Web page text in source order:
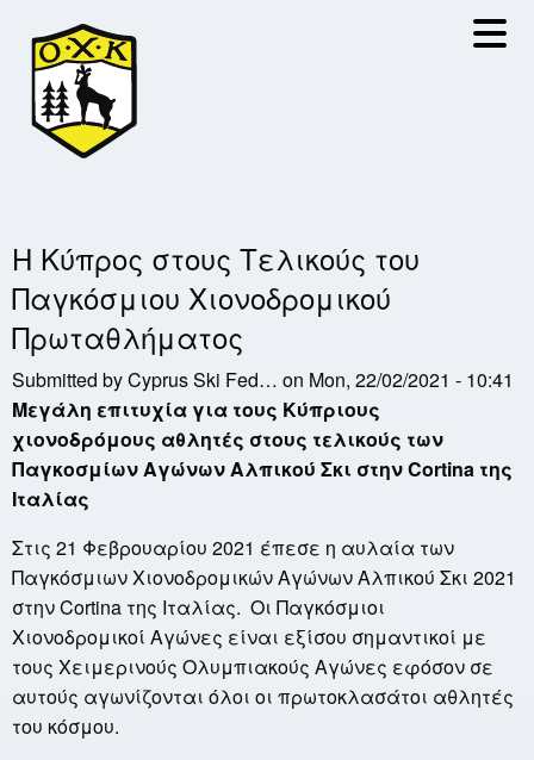
main
content
H Κύπρος στους Τελικούς του
Παγκόσμιου Χιονοδρομικού
Πρωταθλήματος
Submitted byCyprus Ski Fed… on Mon, 22/02/2021 - 10:41
Μεγάλη επιτυχία για τους Κύπριους
χιονοδρόμους αθλητές στους τελικούς των
Παγκοσμίων Αγώνων Αλπικού Σκι στηνCortina της
Ιταλίας
Στις 21 Φεβρουαρίου 2021 έπεσε η αυλαία των
Παγκόσμιων Χιονοδρομικών Αγώνων Αλπικού Σκι 2021
στην Cortina της Ιταλίας. Οι Παγκόσμιοι
Χιονοδρομικοί Αγώνες είναι εξίσου σημαντικοί με
τους Χειμερινούς Ολυμπιακούς Αγώνες εφόσον σε
αυτούς αγωνίζονται όλοι οι πρωτοκλασάτοι αθλητές
του κόσμου.